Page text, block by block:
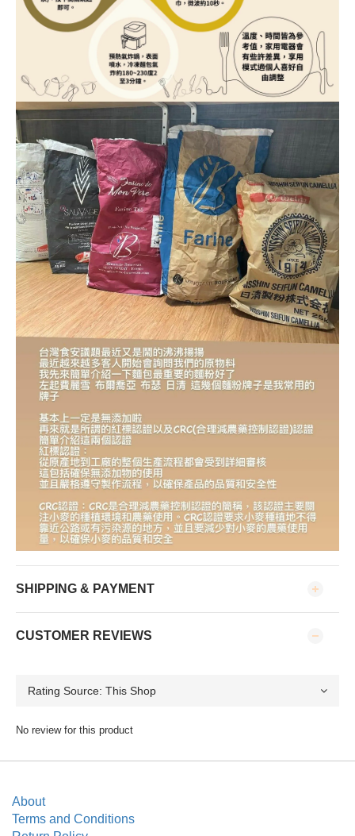
SHIPPING & PAYMENT
CUSTOMER REVIEWS
No review for this product
About
Terms and Conditions